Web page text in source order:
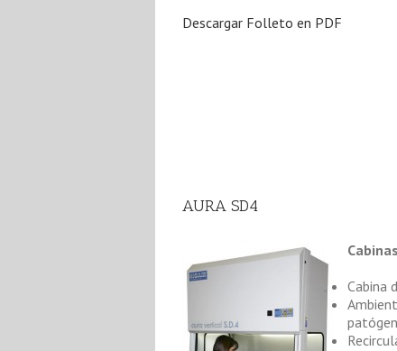
Descargar Folleto en PDF
AURA SD4
Cabina